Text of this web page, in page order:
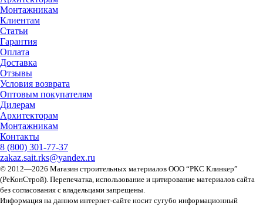
Монтажникам
Клиентам
Статьи
Гарантия
Оплата
Доставка
Отзывы
Условия возврата
Оптовым покупателям
Дилерам
Архитекторам
Монтажникам
Контакты
8 (800) 301-77-37
zakaz.sait.rks@yandex.ru
© 2012—2026 Магазин строительных материалов ООО “РКС Клинкер”
(РеКонСтрой). Перепечатка, использование и цитирование материалов сайта
без согласования с владельцами запрещены.
Информация на данном интернет-сайте носит сугубо информационный